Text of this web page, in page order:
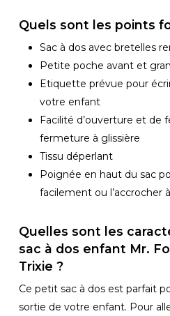
Quels sont les points
Sac à dos avec bretelles
Petite poche avant et
Etiquette prévue pour
votre enfant
Facilité d’ouverture et de
fermeture à glissière
Tissu déperlant
Poignée en haut du sac
facilement ou
Quelles sont les
sac à dos enfant Mr.
Trixie ?
Ce petit sac à dos est parfait
sortie de votre enfant. Pour